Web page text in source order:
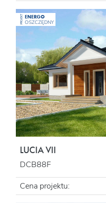
PROJEKT ENERGO
OSZCZĘDNY
LUCIA VII
DCB88F
Cena projektu: